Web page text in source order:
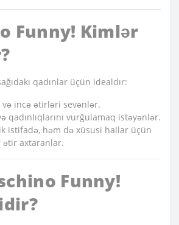
Funny! Kimlər
qadınlar üçün idealdır:
və incə ətirləri sevənlər.
qadınlıqlarını vurğulamaq istəyənlər.
istifadə, həm də xüsusi hallar üçün
axtaranlar.
Funny!